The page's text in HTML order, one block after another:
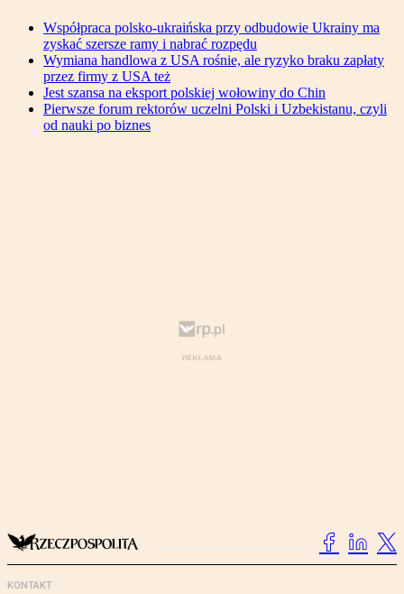
Współpraca polsko-ukraińska przy odbudowie Ukrainy ma
zyskać szersze ramy i nabrać rozpędu
Wymiana handlowa z USA rośnie, ale ryzyko braku zapłaty
przez firmy z USA też
Jest szansa na eksport polskiej wołowiny do Chin
Pierwsze forum rektorów uczelni Polski i Uzbekistanu, czyli
od nauki po biznes
KONTAKT